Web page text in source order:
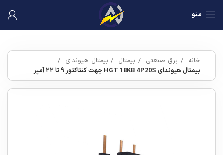
منو
خانه برق صنعتی بیمتال
بیمتال هیوندای
بیمتال هیوندای HGT 18KB 4P20S جهت کنتاکتور ۹ تا ۲۲ آمپر